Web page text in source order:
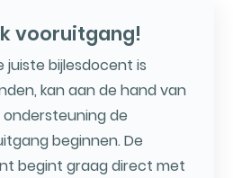
vooruitgang!
juiste bijlesdocent is
kan aan de hand van
de
beginnen. De
begint graag direct met